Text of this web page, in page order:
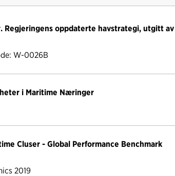
e
o
k
d
o
t
Regjeringens oppdaterte havstrategi, utgitt av
W-0026B
i Maritime Næringer
Cluser - Global Performance Benchmark
2019